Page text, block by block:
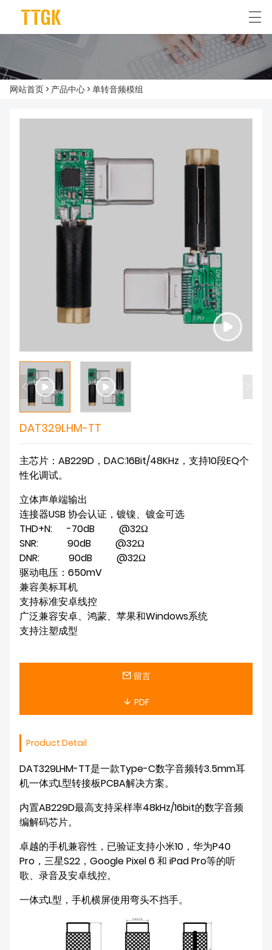
网站首页> 产品中心>单转音频模组
DAT329LHM-TT
主芯片：AB229D，DAC:16Bit/48KHz，支持10段EQ个
性化调试。
立体声单端输出
连接器USB 协会认证，镀镍、镀金可选
THD+N:      -70dB          @32Ω
SNR:            90dB          @32Ω
DNR:            90dB          @32Ω
驱动电压：650mV
兼容美标耳机
支持标准安卓线控
广泛兼容安卓、鸿蒙、苹果和Windows系统
支持注塑成型
留言
PDF
Product Detail
DAT329LHM-TT是一款Type-C数字音频转3.5mm耳
机一体式L型转接板PCBA解决方案。
内置AB229D最高支持采样率48kHz/16bit的数字音频
编解码芯片。
卓越的手机兼容性，已验证支持小米10，华为P40
Pro，三星S22，Google Pixel 6 和 iPad Pro等的听
歌、录音及安卓线控。
一体式L型，手机横屏使用弯头不挡手。